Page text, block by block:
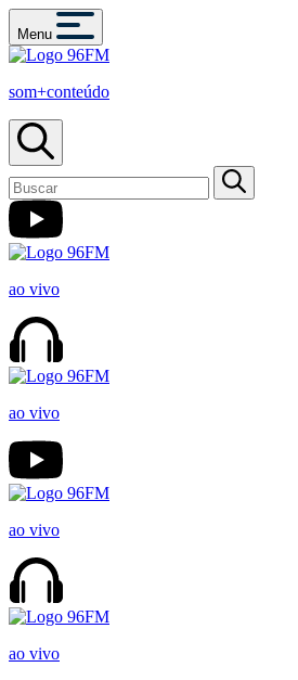
Menu
som+conteúdo
ao vivo
ao vivo
ao vivo
ao vivo